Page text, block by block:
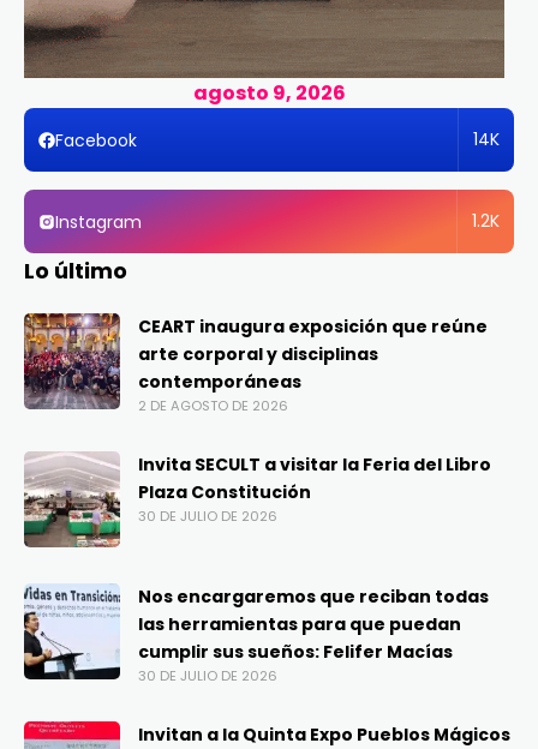
agosto 9, 2026
Facebook 14K
Instagram 1.2K
Lo último
CEART inaugura exposición que reúne
arte corporal y disciplinas
contemporáneas
2 DE AGOSTO DE 2026
Invita SECULT a visitar la Feria del Libro
Plaza Constitución
30 DE JULIO DE 2026
Nos encargaremos que reciban todas
las herramientas para que puedan
cumplir sus sueños: Felifer Macías
30 DE JULIO DE 2026
Invitan a la Quinta Expo Pueblos Mágicos